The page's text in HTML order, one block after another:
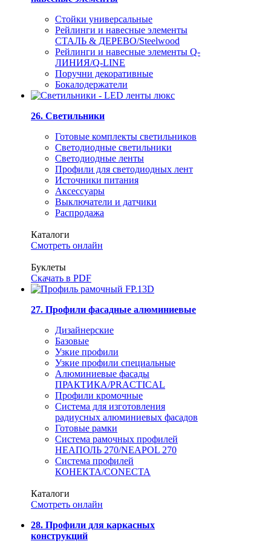
Стойки универсальные
Рейлинги и навесные элементы
СТАЛЬ & ДЕРЕВО/Steelwood
Рейлинги и навесные элементы Q-
ЛИНИЯ/Q-LINE
Поручни декоративные
Бокалодержатели
26. Светильники
Готовые комплекты светильников
Светодиодные светильники
Светодиодные ленты
Профили для светодиодных лент
Источники питания
Аксессуары
Выключатели и датчики
Распродажа
Каталоги
Смотреть онлайн
Буклеты
Скачать в PDF
27. Профили фасадные алюминиевые
Дизайнерские
Базовые
Узкие профили
Узкие профили специальные
Алюминиевые фасады
ПРАКТИКА/PRACTICAL
Профили кромочные
Система для изготовления
радиусных алюминиевых фасадов
Готовые рамки
Система рамочных профилей
НЕАПОЛЬ 270/NEAPOL 270
Система профилей
КОНЕКТА/CONECTA
Каталоги
Смотреть онлайн
28. Профили для каркасных
конструкций